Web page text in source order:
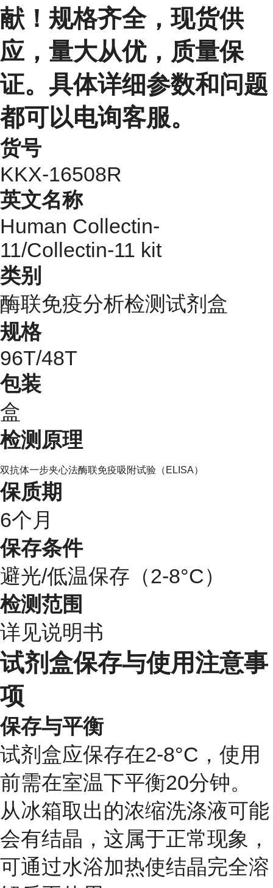
献！规格齐全，现货供
应，量大从优，质量保
证。具体详细参数和问题
都可以电询客服。
货号
KKX-16508R
英文名称
Human Collectin-
11/Collectin-11 kit
类别
酶联免疫分析检测试剂盒
规格
96T/48T
包装
盒
检测原理
双抗体一步夹心法酶联免疫吸附试验（ ELISA）
保质期
6个月
保存条件
避光/低温保存（2-8°C）
检测范围
详见说明书
试剂盒保存与使用注意事
项
保存与平衡
试剂盒应保存在2-8°C，使用
前需在室温下平衡20分钟。
从冰箱取出的浓缩洗涤液可能
会有结晶，这属于正常现象，
可通过水浴加热使结晶完全溶